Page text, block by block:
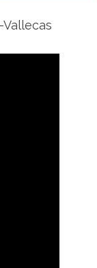
Vallecas